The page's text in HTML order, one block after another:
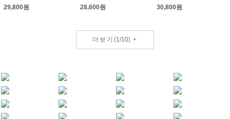
29,800원 28,600원 30,800원
더보기 (1/10) +